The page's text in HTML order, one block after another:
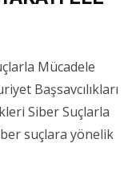
Mücadele
Başsavcılıkları
Siber Suçlarla
suçlara yönelik